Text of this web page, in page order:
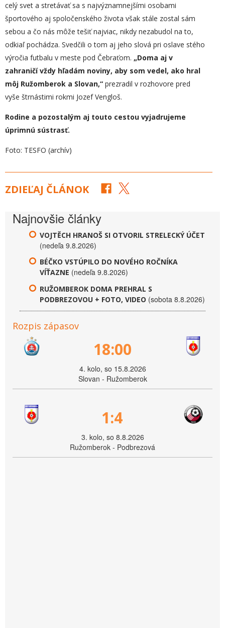
celý svet a stretávať sa s najvýznamnejšími osobami
športového aj spoločenského života však stále zostal sám
sebou a čo nás môže tešiť najviac, nikdy nezabudol na to,
odkiaľ pochádza. Svedčili o tom aj jeho slová pri oslave stého
výročia futbalu v meste pod Čebraťom. „Doma aj v
zahraničí vždy hľadám noviny, aby som vedel, ako hral
môj Ružomberok a Slovan,“ prezradil v rozhovore pred
vyše štrnástimi rokmi Jozef Vengloš.
Rodine a pozostalým aj touto cestou vyjadrujeme
úprimnú sústrasť.
Foto: TESFO (archív)
ZDIEĽAJ ČLÁNOK
Najnovšie články
VOJTĚCH HRANOŠ SI OTVORIL STRELECKÝ ÚČET
(nedeľa 9.8.2026)
BÉČKO VSTÚPILO DO NOVÉHO ROČNÍKA
VÍŤAZNE (nedeľa 9.8.2026)
RUŽOMBEROK DOMA PREHRAL S
PODBREZOVOU + FOTO, VIDEO (sobota 8.8.2026)
Rozpis zápasov
18:00
4. kolo, so 15.8.2026
Slovan - Ružomberok
1:4
3. kolo, so 8.8.2026
Ružomberok - Podbrezová